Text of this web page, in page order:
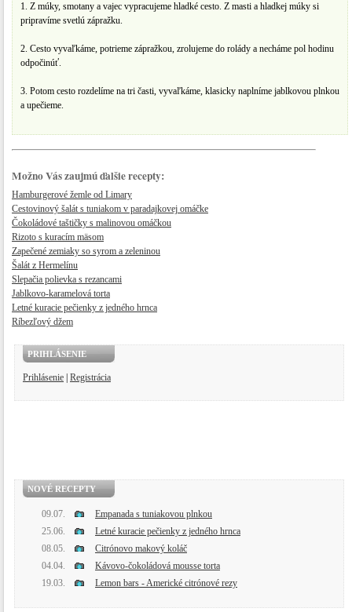
1. Z múky, smotany a vajec vypracujeme hladké cesto. Z masti a hladkej múky si
pripravíme svetlú zápražku.
2. Cesto vyvaľkáme, potrieme zápražkou, zrolujeme do rolády a necháme pol hodinu
odpočinúť.
3. Potom cesto rozdelíme na tri časti, vyvaľkáme, klasicky naplníme jablkovou plnkou
a upečieme.
Možno Vás zaujmú ďalšie recepty:
Hamburgerové žemle od Limary
Cestovinový šalát s tuniakom v paradajkovej omáčke
Čokoládové taštičky s malinovou omáčkou
Rizoto s kuracím mäsom
Zapečené zemiaky so syrom a zeleninou
​Šalát z Hermelínu
Slepačia polievka s rezancami
Jablkovo-karamelová torta
Letné kuracie pečienky z jedného hrnca
Ríbezľový džem
PRIHLÁSENIE
Prihlásenie Registrácia
NOVÉ RECEPTY
09.07.
Empanada s tuniakovou plnkou
25.06.
Letné kuracie pečienky z jedného hrnca
08.05.
Citrónovo makový koláč
04.04.
Kávovo-čokoládová mousse torta
19.03.
Lemon bars - Americké citrónové rezy